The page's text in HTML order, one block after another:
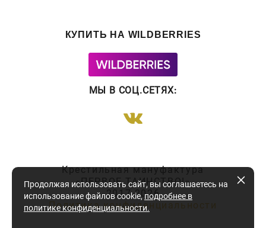
КУПИТЬ НА WILDBERRIES
МЫ В СОЦ.СЕТЯХ:
Крестильная мануфактура
«ПЕРВОЕ ТАИНСТВО!»
2017-2026
Политика конфиденциальности
Продолжая использовать сайт, вы соглашаетесь на
использование файлов cookie, подробнее в
политике конфиденциальности.